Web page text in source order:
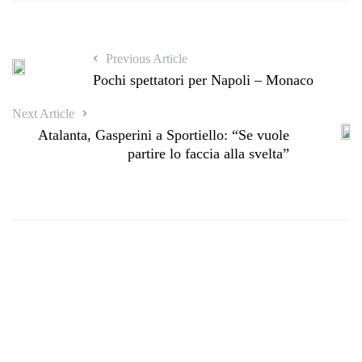
Previous Article
Pochi spettatori per Napoli – Monaco
Next Article
Atalanta, Gasperini a Sportiello: “Se vuole
partire lo faccia alla svelta”